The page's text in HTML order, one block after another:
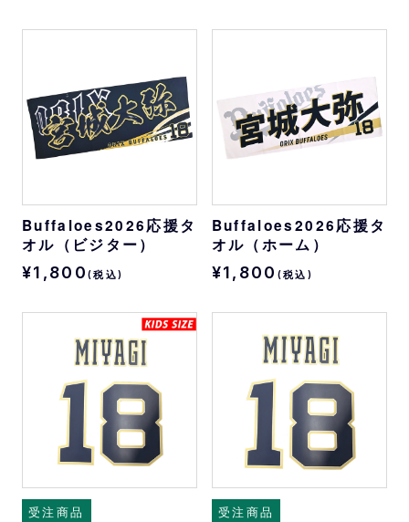
Buffaloes2026応援タ
オル（ビジター）
¥1,800 (税込)
Buffaloes2026応援タ
オル（ホーム）
¥1,800 (税込)
受注商品 受注商品